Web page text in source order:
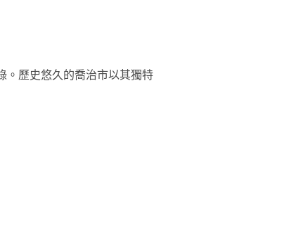
歷史悠久的喬治市以其獨特